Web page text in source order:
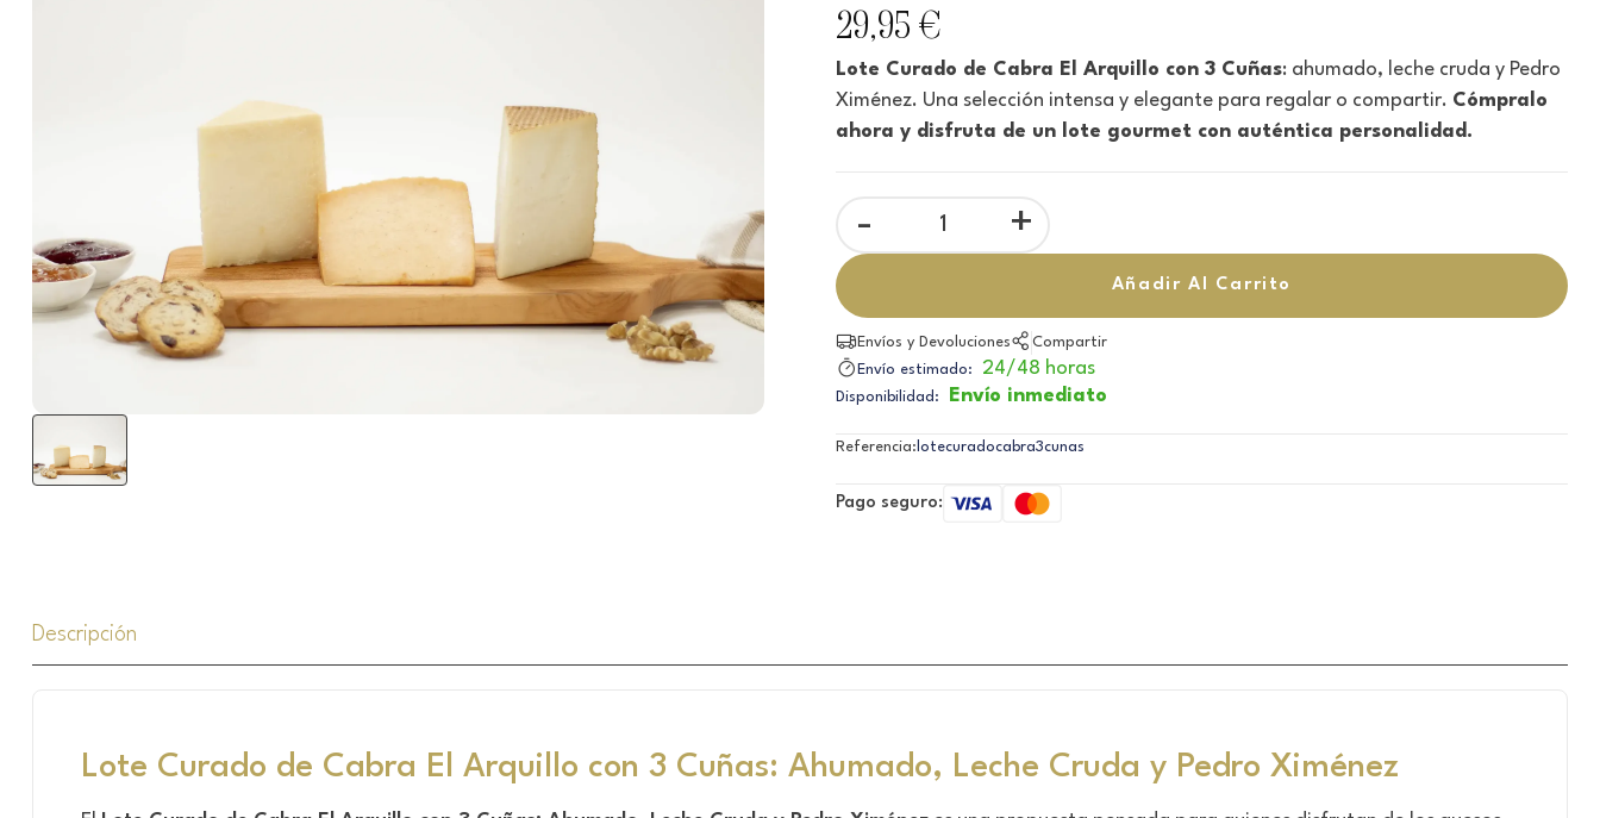
29,95 €
Lote Curado de Cabra El Arquillo con 3 Cuñas: ahumado, leche cruda y Pedro
Ximénez. Una selección intensa y elegante para regalar o compartir. Cómpralo
ahora y disfruta de un lote gourmet con auténtica personalidad.
- +
Añadir Al Carrito
Envíos y Devoluciones
Compartir
Envío estimado: 24/48 horas
Disponibilidad: Envío inmediato
Referencia: lotecuradocabra3cunas
Pago seguro:
Descripción
Lote Curado de Cabra El Arquillo con 3 Cuñas: Ahumado, Leche Cruda y Pedro Ximénez